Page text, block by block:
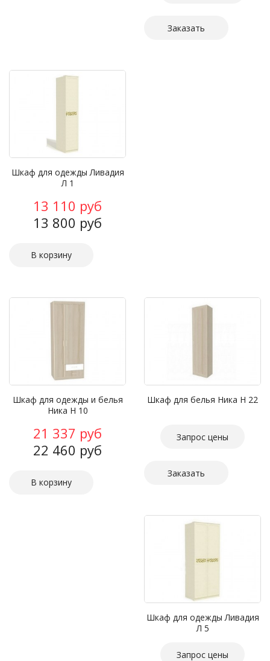
Заказать
Шкаф для одежды Ливадия
Л 1
13 110 руб
13 800 руб
Шкаф для одежды и белья
Ника Н 10
21 337 руб
22 460 руб
Шкаф для белья Ника Н 22
Запрос цены
Заказать
Шкаф для одежды Ливадия
Л 5
Запрос цены